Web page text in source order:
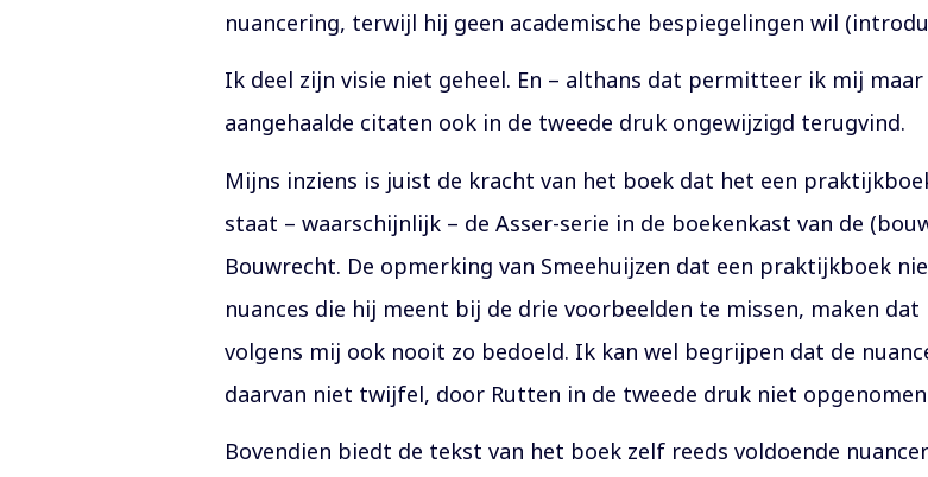
nuancering, terwijl hij geen academische bespiegelingen wil
Ik deel zijn visie niet geheel. En – althans dat permitteer ik mij
aangehaalde citaten ook in de tweede druk ongewijzigd terugvind.
Mijns inziens is juist de kracht van het boek dat het een
staat – waarschijnlijk – de Asser-serie in de boekenkast van de
Bouwrecht. De opmerking van Smeehuijzen dat een praktijkboek
nuances die hij meent bij de drie voorbeelden te missen, maken
volgens mij ook nooit zo bedoeld. Ik kan wel begrijpen dat de
daarvan niet twijfel, door Rutten in de tweede druk niet
Bovendien biedt de tekst van het boek zelf reeds voldoende